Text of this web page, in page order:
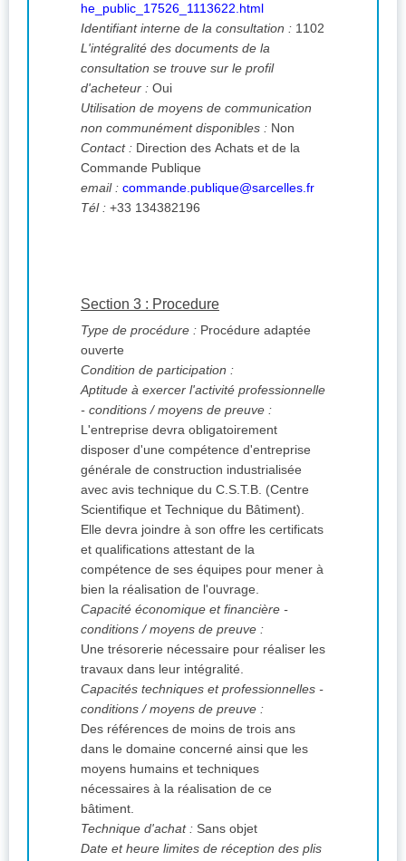
he_public_17526_1113622.html
Identifiant interne de la consultation : 1102
L'intégralité des documents de la
consultation se trouve sur le profil
d'acheteur : Oui
Utilisation de moyens de communication
non communément disponibles : Non
Contact : Direction des Achats et de la
Commande Publique
email : commande.publique@sarcelles.fr
Tél : +33 134382196
Section 3 : Procedure
Type de procédure : Procédure adaptée
ouverte
Condition de participation :
Aptitude à exercer l'activité professionnelle
- conditions / moyens de preuve :
L'entreprise devra obligatoirement
disposer d'une compétence d'entreprise
générale de construction industrialisée
avec avis technique du C.S.T.B. (Centre
Scientifique et Technique du Bâtiment).
Elle devra joindre à son offre les certificats
et qualifications attestant de la
compétence de ses équipes pour mener à
bien la réalisation de l'ouvrage.
Capacité économique et financière -
conditions / moyens de preuve :
Une trésorerie nécessaire pour réaliser les
travaux dans leur intégralité.
Capacités techniques et professionnelles -
conditions / moyens de preuve :
Des références de moins de trois ans
dans le domaine concerné ainsi que les
moyens humains et techniques
nécessaires à la réalisation de ce
bâtiment.
Technique d'achat : Sans objet
Date et heure limites de réception des plis